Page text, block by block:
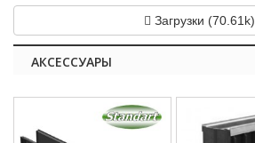
Загрузки (70.61k)
АКСЕССУАРЫ